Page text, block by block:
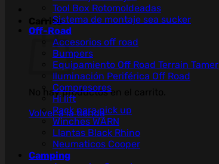
Carrito
No hay productos en el carrito.
Volver a la tienda
Tool Box Rotomoldeadas
Sistema de montaje sea sucker
Off-Road
Accesorios off road
Bumpers
Equipamiento Off Road Terrain Tamer
Iluminación Periférica Off Road
Compresores
Hi lift
Rack para pick up
Winches WARN
Llantas Black Rhino
Neumaticos Cooper
Camping